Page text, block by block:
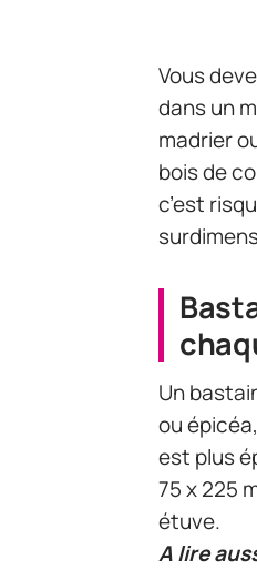
Vous
dans un
madrier
bois de
c’est
Un
ou
est plus
75 x 225
étuve.
A lire